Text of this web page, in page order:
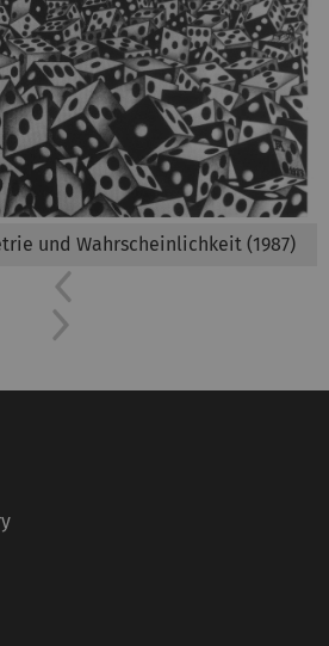
und Wahrscheinlichkeit (1987)
Previous